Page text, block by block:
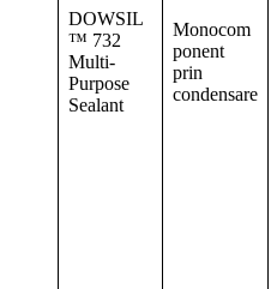
DOWSIL
™ 732
Multi-
Purpose
Sealant
Monocom
ponent
prin
condensare